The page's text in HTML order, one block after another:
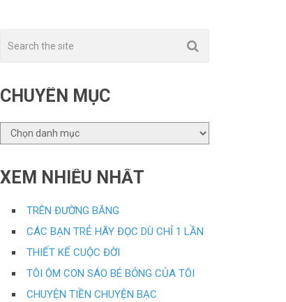
CHUYÊN MỤC
CHUYÊN
MỤC
XEM NHIỀU NHẤT
TRÊN ĐƯỜNG BĂNG
CÁC BẠN TRẺ HÃY ĐỌC DÙ CHỈ 1 LẦN
THIẾT KẾ CUỘC ĐỜI
TÔI ÔM CON SÁO BÉ BỎNG CỦA TÔI
CHUYỆN TIỀN CHUYỆN BẠC